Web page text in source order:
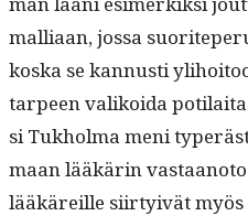
malli­aan, jos­sa
kos­ka se kan­nusti
tarpeen valikoi­da
si Tukhol­ma meni
maan lääkärin
lääkäreille siir­tyivät